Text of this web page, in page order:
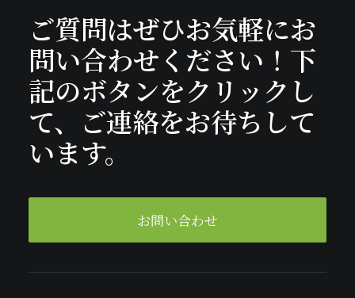
ご質問はぜひお気軽にお
問い合わせください！下
記のボタンをクリックし
て、ご連絡をお待ちして
います。
お問い合わせ